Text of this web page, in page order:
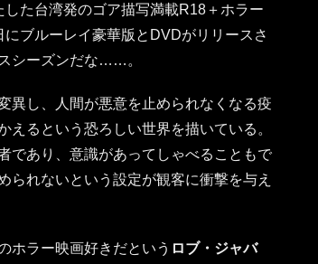
た台湾発のゴア描写満載R18＋ホラー
にブルーレイ豪華版とDVDがリリースさ
シーズンだな……。
異し、人間が悪意を止められなくなる疫
るという恐ろしい世界を描いている。
であり、意識があってしゃべることもで
られないという設定が観客に衝撃を与え
ホラー映画好きだという ロブ・ジャバ